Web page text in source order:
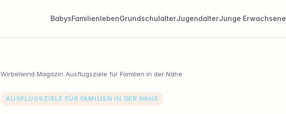
BabysFamilienlebenGrundschulalterJugendalterJunge Erwachsene
Wirbelwind Magazin›Ausflugsziele für Familien in der Nähe
AUSFLUGSZIELE FÜR FAMILIEN IN DER NÄHE